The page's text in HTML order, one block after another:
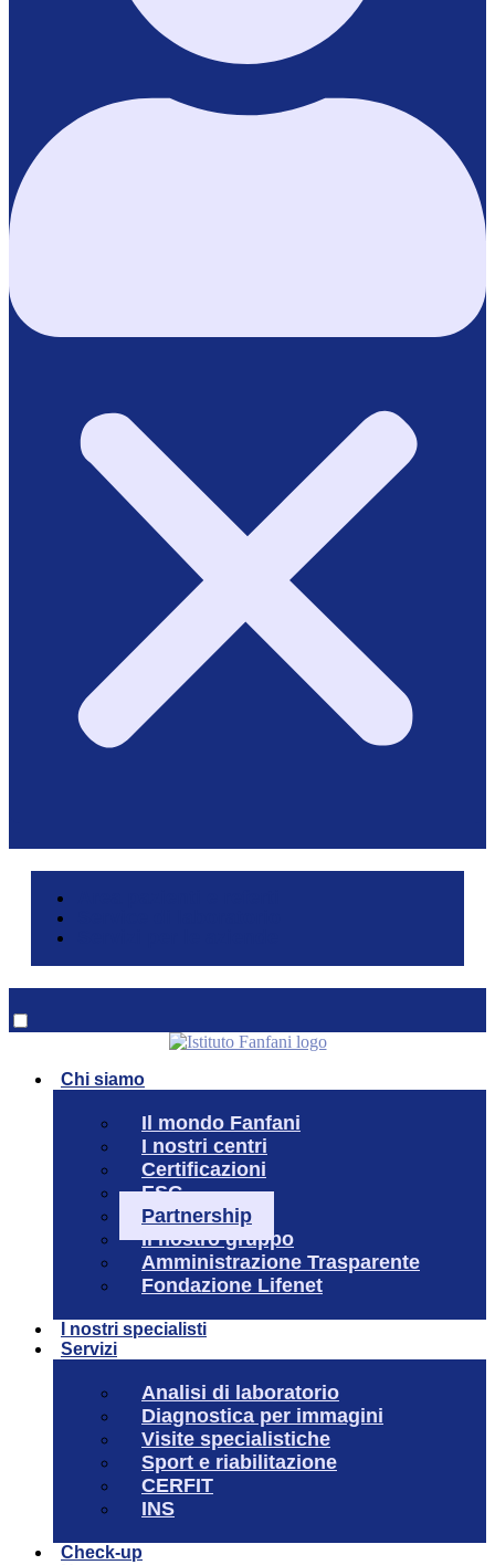
Chi siamo
Il mondo Fanfani
I nostri centri
Certificazioni
ESG
Partnership
Il nostro gruppo
Amministrazione Trasparente
Fondazione Lifenet
I nostri specialisti
Servizi
Analisi di laboratorio
Diagnostica per immagini
Visite specialistiche
Sport e riabilitazione
CERFIT
INS
Check-up